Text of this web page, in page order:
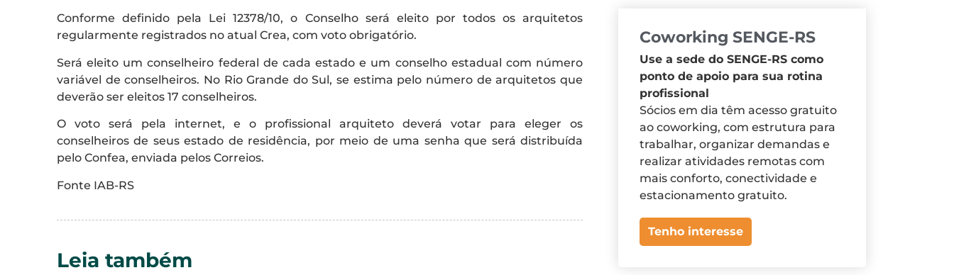
Conforme definido pela Lei 12378/10, o Conselho será eleito por todos os arquitetos
regularmente registrados no atual Crea, com voto obrigatório.
Será eleito um conselheiro federal de cada estado e um conselho estadual com número
variável de conselheiros. No Rio Grande do Sul, se estima pelo número de arquitetos que
deverão ser eleitos 17 conselheiros.
O voto será pela internet, e o profissional arquiteto deverá votar para eleger os
conselheiros de seus estado de residência, por meio de uma senha que será distribuída
pelo Confea, enviada pelos Correios.
Fonte IAB-RS
Leia também
Coworking SENGE-RS
Use a sede do SENGE-RS como
ponto de apoio para sua rotina
profissional
Sócios em dia têm acesso gratuito
ao coworking, com estrutura para
trabalhar, organizar demandas e
realizar atividades remotas com
mais conforto, conectividade e
estacionamento gratuito.
Tenho interesse